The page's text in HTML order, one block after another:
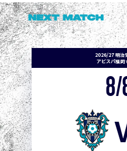
NEXT MATCH
2026/27 明治
アビスパ福岡
8/